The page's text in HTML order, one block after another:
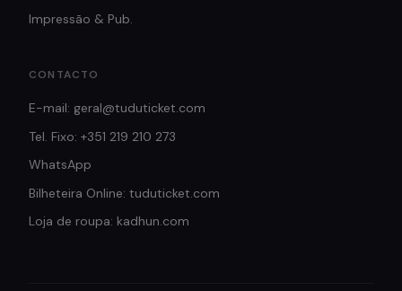
Impressão & Pub.
CONTACTO
E-mail: geral@tuduticket.com
Tel. Fixo: +351 219 210 273
WhatsApp
Bilheteira Online: tuduticket.com
Loja de roupa: kadhun.com